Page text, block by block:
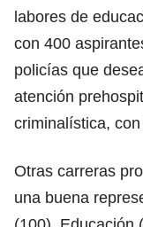
labores de
con 400
policías que
atención
criminalística,
Otras carreras
una buena